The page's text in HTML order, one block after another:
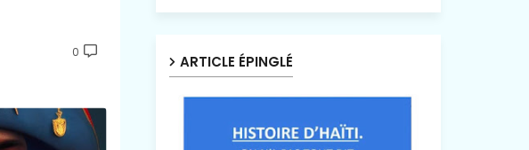
0
ARTICLE ÉPINGLÉ